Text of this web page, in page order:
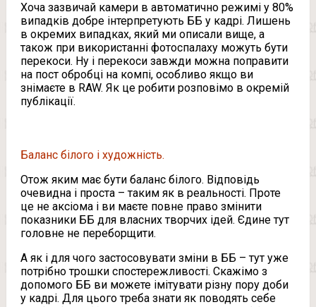
Хоча зазвичай камери в автоматично режимі у 80%
випадків добре інтерпретують ББ у кадрі. Лишень
в окремих випадках, який ми описали вище, а
також при використанні фотоспалаху можуть бути
перекоси. Ну і перекоси завжди можна поправити
на пост обробці на компі, особливо якщо ви
знімаєте в RAW. Як це робити розповімо в окремій
публікації.
Баланс білого і художність.
Отож яким має бути баланс білого. Відповідь
очевидна і проста – таким як в реальності. Проте
це не аксіома і ви маєте повне право змінити
показники ББ для власних творчих ідей. Єдине тут
головне не переборщити.
А як і для чого застосовувати зміни в ББ – тут уже
потрібно трошки спостережливості. Скажімо з
допомого ББ ви можете імітувати різну пору доби
у кадрі. Для цього треба знати як поводять себе